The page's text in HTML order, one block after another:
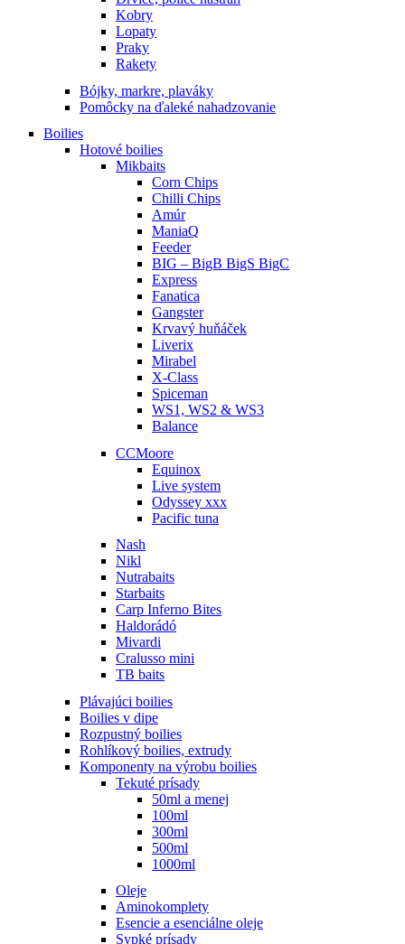
Kobry
Lopaty
Praky
Rakety
Bójky, markre, plaváky
Pomôcky na ďaleké nahadzovanie
Boilies
Hotové boilies
Mikbaits
Corn Chips
Chilli Chips
Amúr
ManiaQ
Feeder
BIG – BigB BigS BigC
Express
Fanatica
Gangster
Krvavý huňáček
Liverix
Mirabel
X-Class
Spiceman
WS1, WS2 & WS3
Balance
CCMoore
Equinox
Live system
Odyssey xxx
Pacific tuna
Nash
Nikl
Nutrabaits
Starbaits
Carp Inferno Bites
Haldorádó
Mivardi
Cralusso mini
TB baits
Plávajúci boilies
Boilies v dipe
Rozpustný boilies
Rohlíkový boilies, extrudy
Komponenty na výrobu boilies
Tekuté prísady
50ml a menej
100ml
300ml
500ml
1000ml
Oleje
Aminokomplety
Esencie a esenciálne oleje
Sypké prísady